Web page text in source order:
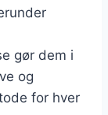
gør dem i
og
for hver